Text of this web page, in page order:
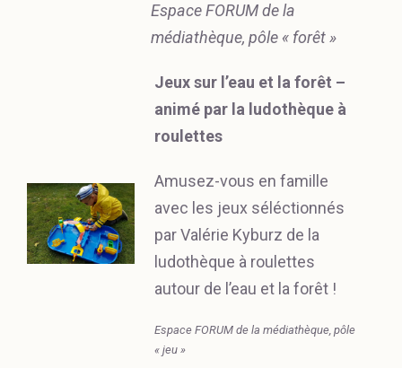
Espace FORUM de la
médiathèque, pôle « forêt »
Jeux sur l’eau et la forêt –
animé par la ludothèque à
roulettes
Amusez-vous en famille
avec les jeux séléctionnés
par Valérie Kyburz de la
ludothèque à roulettes
autour de l’eau et la forêt !
Espace FORUM de la médiathèque, pôle
« jeu »